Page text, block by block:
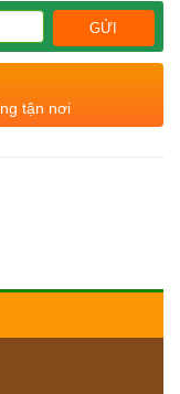
tận nơi